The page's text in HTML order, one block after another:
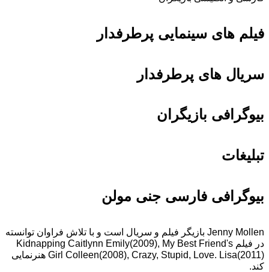
فیلم های سینمایی پرطرفدار
سریال های پرطرفدار
بیوگرافی بازیگران
تبلیغات
بیوگرافی فارسی جنی مولن
Jenny Mollen بازیگر فیلم و سریال است و با تلاش فراوان توانسته
در فیلم Kidnapping Caitlynn Emily(2009), My Best Friend's
Girl Colleen(2008), Crazy, Stupid, Love. Lisa(2011) هنرنمایی
کند.